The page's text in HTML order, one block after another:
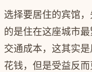
选择要居住的宾馆
的是住在这座城市
交通成本，这其实
花钱，但是受益反而